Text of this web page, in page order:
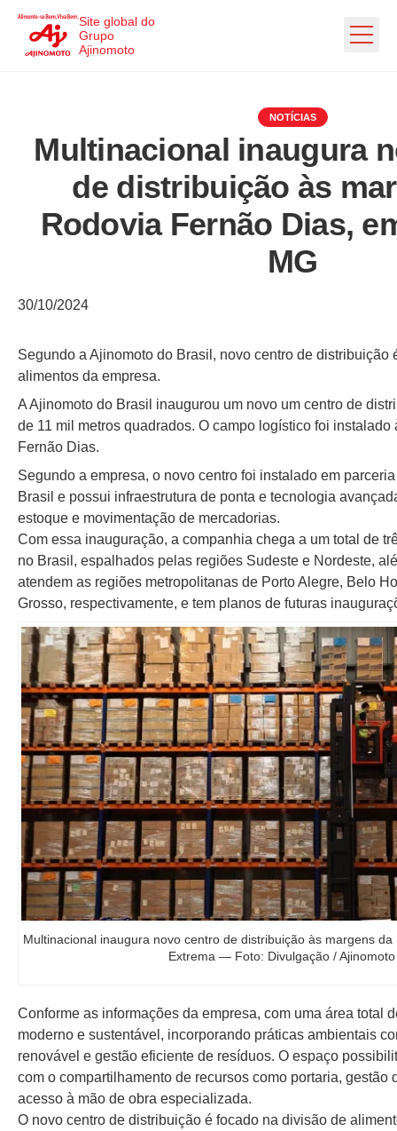
Site global do
Grupo
Ajinomoto
NOTÍCIAS
Multinacional inaugura
de distribuição às
Rodovia Fernão Dias,
MG
30/10/2024
Segundo a Ajinomoto do Brasil, novo centro de distribuição
alimentos da empresa.
A Ajinomoto do Brasil inaugurou um novo um centro de
de 11 mil metros quadrados. O campo logístico foi
Fernão Dias.
Segundo a empresa, o novo centro foi instalado em
Brasil e possui infraestrutura de ponta e tecnologia
estoque e movimentação de mercadorias.
Com essa inauguração, a companhia chega a um total de
no Brasil, espalhados pelas regiões Sudeste e Nordeste,
atendem as regiões metropolitanas de Porto Alegre, Belo
Grosso, respectivamente, e tem planos de futuras
Multinacional inaugura novo centro de distribuição às margens
Extrema — Foto: Divulgação / Ajinomoto
Conforme as informações da empresa, com uma área total
moderno e sustentável, incorporando práticas ambientais
renovável e gestão eficiente de resíduos. O espaço
com o compartilhamento de recursos como portaria, gestão
acesso à mão de obra especializada.
O novo centro de distribuição é focado na divisão de